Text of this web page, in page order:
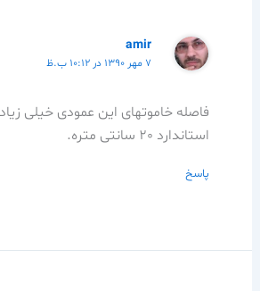
amir
۷ مهر ۱۳۹۰ در ۱۰:۱۲ ب.ظ
فاصله خاموتهای این عمودی خیلی
استاندارد 20 سانتی متره.
پاسخ